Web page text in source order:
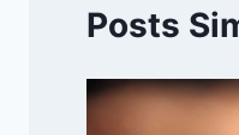
Posts